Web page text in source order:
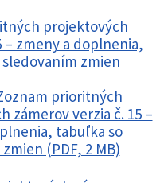
projektových
– zmeny a doplnenia,
zmien
prioritných
zámerov verzia č. 15 –
tabuľka so
(PDF, 2 MB)